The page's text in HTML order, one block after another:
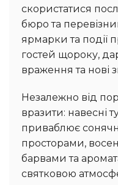
скористатися
бюро та
ярмарки та події
гостей щороку,
враження та нові
Незалежно від пори року, Уругвай має чим
вразити: навесні
приваблює
просторами,
барвами та
святковою